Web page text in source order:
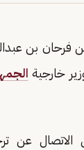
فرحان بن
خارجية
الاتصال عن